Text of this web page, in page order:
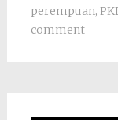
perempuan,
comment